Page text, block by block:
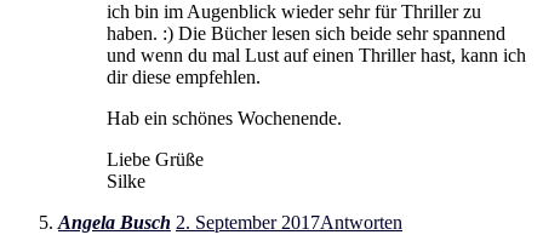
ich bin im Augenblick wieder sehr für Thriller zu
haben. :) Die Bücher lesen sich beide sehr spannend
und wenn du mal Lust auf einen Thriller hast, kann ich
dir diese empfehlen.
Hab ein schönes Wochenende.
Liebe Grüße
Silke
Angela Busch 2. September 2017Antworten